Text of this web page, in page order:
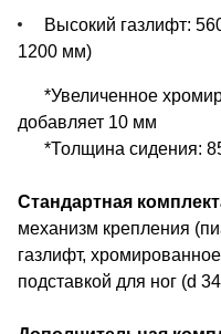
Высокий газлифт:
1200 мм)
*Увеличенное
добавляет 10 мм
*Толщина сидения:
Стандартная
механизм крепления
газлифт,
подставкой для ног (d